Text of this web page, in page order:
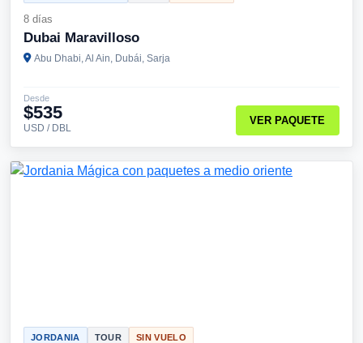
8 días
Dubai Maravilloso
Abu Dhabi, Al Ain, Dubái, Sarja
Desde
$535
USD / DBL
VER PAQUETE
JORDANIA TOUR SIN VUELO